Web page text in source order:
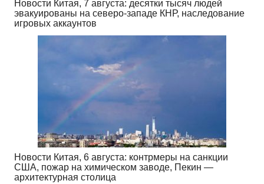
Новости Китая, 7 августа: десятки тысяч людей
эвакуированы на северо-западе КНР, наследование
игровых аккаунтов
Новости Китая, 6 августа: контрмеры на санкции
США, пожар на химическом заводе, Пекин —
архитектурная столица